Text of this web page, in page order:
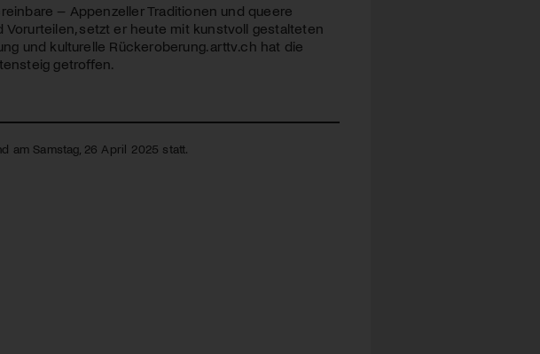
– Appenzeller Traditionen und queere
setzt er heute mit kunstvoll gestalteten
und kulturelle Rückeroberung. arttv.ch hat die
getroffen.
am Samstag, 26 April 2025 statt.